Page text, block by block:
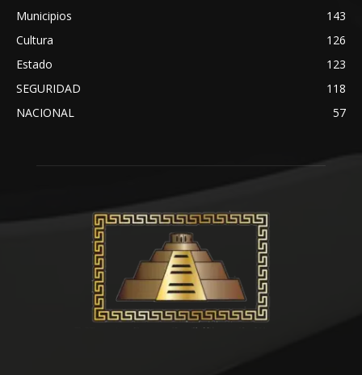
Municipios
143
Cultura
126
Estado
123
SEGURIDAD
118
NACIONAL
57